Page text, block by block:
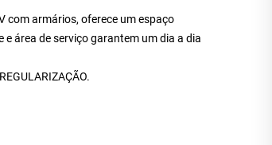
com armários, oferece um espaço
área de serviço garantem um dia a dia